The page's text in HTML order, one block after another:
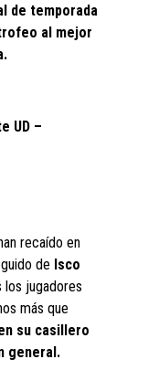
de temporada
al mejor
UD –
recaído en
de Isco
los jugadores
más que
su casillero
general.